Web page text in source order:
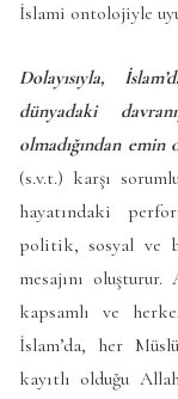
İslami ontolojiyle
Dolayısıyla,
dünyadaki
olmadığından emin
(s.v.t.) karşı
hayatındaki
politik, sosyal ve
mesajını
kapsamlı ve
İslam’da, her
kayıtlı olduğu